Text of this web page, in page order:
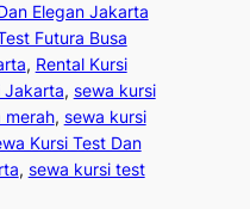
Elegan Jakarta
Futura Busa
, Rental Kursi
Jakarta, sewa kursi
merah, sewa kursi
Kursi Test Dan
, sewa kursi test